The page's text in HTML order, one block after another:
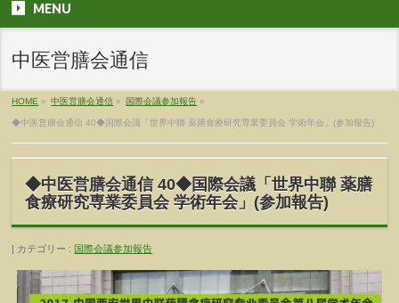
MENU
中医営膳会通信
HOME » 中医営膳会通信 » 国際会議参加報告 »
◆中医営膳会通信 40◆国際会議「世界中聯 薬膳食療研究専業委員会 学術年会」(参加報告)
◆中医営膳会通信 40◆国際会議「世界中聯 薬膳
食療研究専業委員会 学術年会」(参加報告)
カテゴリー : 国際会議参加報告